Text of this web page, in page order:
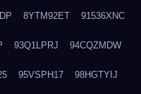
8YTM92ET 91536XNC
93Q1LPRJ 94CQZMDW
95VSPH17 98HGTYIJ